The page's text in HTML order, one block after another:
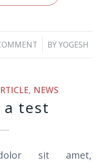
/ BYYOGESH
, NEWS
a test
sit amet,